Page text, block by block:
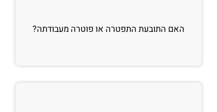
האם התובעת התפטרה או פוטרה מעבודתה?